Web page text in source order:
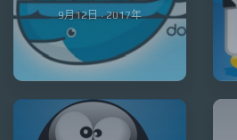
9月12日 · 2017年